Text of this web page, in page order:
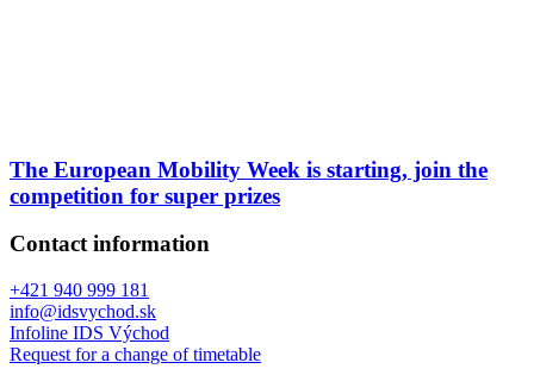
The European Mobility Week is starting, join the
competition for super prizes
Contact information
+421 940 999 181
info@idsvychod.sk
Infoline IDS Východ
Request for a change of timetable